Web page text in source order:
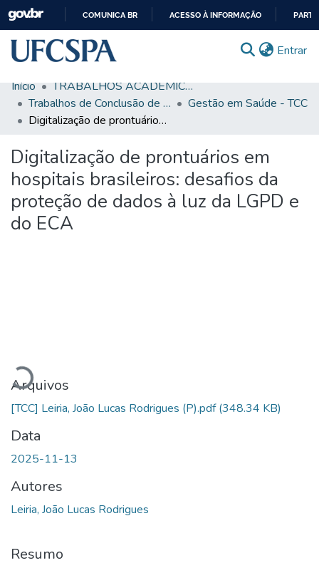
CONTEÚDO
COMUNICA BR ACESSO À INFORMAÇÃO
Entrar
Comunidades & Coleções
Busca Facetada
Estatísticas
Autoarquivamento
Sobre o RI-UFCSPA
Início
TRABALHOS ACADÊMICOS
Trabalhos de Conclusão de Curso de Graduação
Gestão em Saúde - TCC
Digitalização de prontuários em hospitais brasileiros: desafios da proteção de dados à luz da LGPD e do ECA
Digitalização de prontuários em
hospitais brasileiros: desafios da
proteção de dados à luz da LGPD e
do ECA
Carregando...
Arquivos
[TCC] Leiria, João Lucas Rodrigues (P).pdf(348.34 KB)
Data
2025-11-13
Autores
Leiria, João Lucas Rodrigues
Resumo